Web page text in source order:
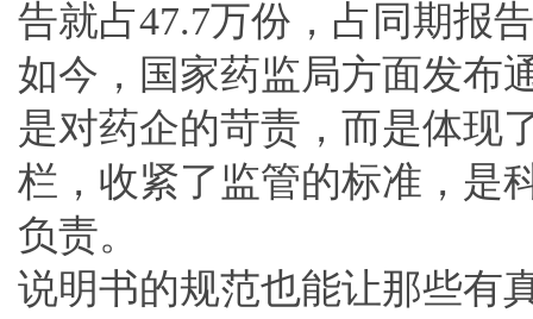
告就占47.7万份，占同期报
如今，国家药监局方面发布
是对药企的苛责，而是体现
栏，收紧了监管的标准，是
负责。
说明书的规范也能让那些有